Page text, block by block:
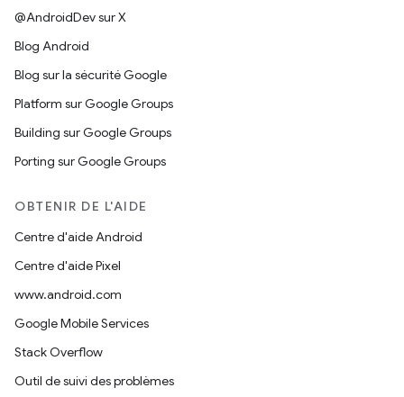
@AndroidDev sur X
Blog Android
Blog sur la sécurité Google
Platform sur Google Groups
Building sur Google Groups
Porting sur Google Groups
OBTENIR DE L'AIDE
Centre d'aide Android
Centre d'aide Pixel
www.android.com
Google Mobile Services
Stack Overflow
Outil de suivi des problèmes